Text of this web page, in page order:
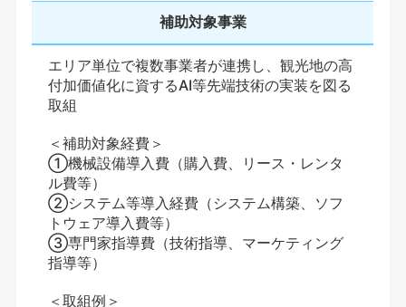
補助対象事業
エリア単位で複数事業者が連携し、観光地の高
付加価値化に資するAI等先端技術の実装を図る
取組
＜補助対象経費＞
①機械設備導入費（購入費、リース・レンタ
ル費等）
②システム等導入経費（システム構築、ソフ
トウェア導入費等）
③専門家指導費（技術指導、マーケティング
指導等）
＜取組例＞